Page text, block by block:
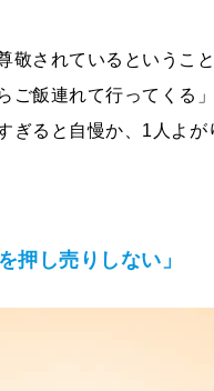
敬されているというこ
ご飯連れて行ってくる
ぎると自慢か、1人よ
し売りしない」